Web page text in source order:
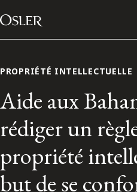
Passer au contenu
Main
PROPRIÉTÉ INTELLECTUELLE
Aide aux
rédiger un
propriété
but de se